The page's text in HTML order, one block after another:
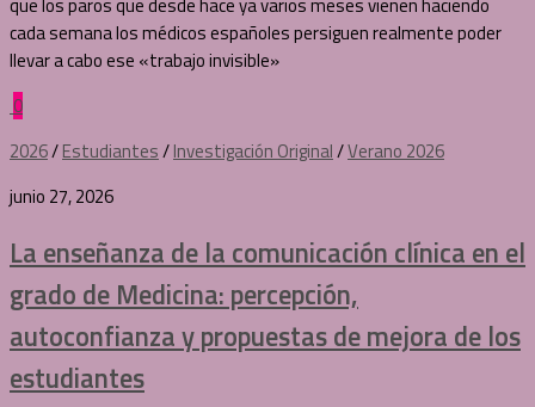
cada semana los médicos españoles persiguen realmente poder
llevar a cabo ese «trabajo invisible»
0
2026/Estudiantes/Investigación Original/Verano 2026
junio 27, 2026
La enseñanza de la comunicación clínica en el
grado de Medicina: percepción,
autoconfianza y propuestas de mejora de los
estudiantes